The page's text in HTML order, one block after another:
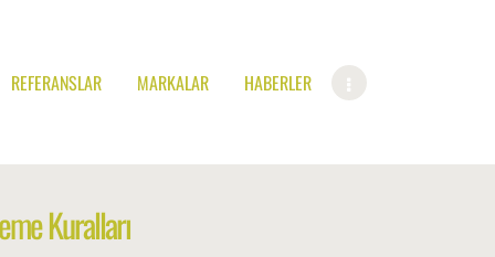
REFERANSLAR MARKALAR HABERLER
Kuralları